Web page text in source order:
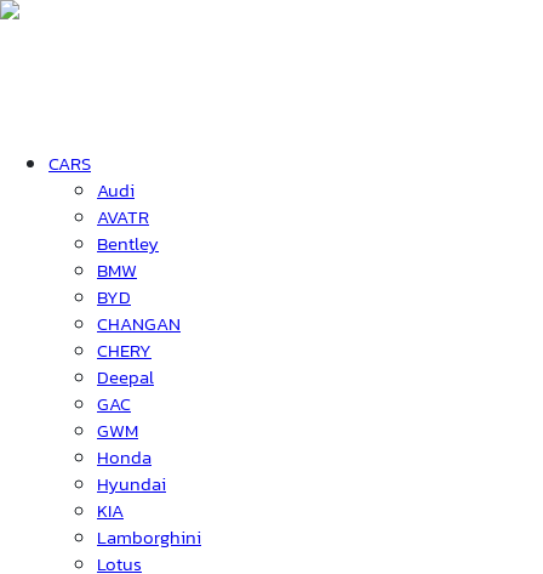
CARS
Audi
AVATR
Bentley
BMW
BYD
CHANGAN
CHERY
Deepal
GAC
GWM
Honda
Hyundai
KIA
Lamborghini
Lotus